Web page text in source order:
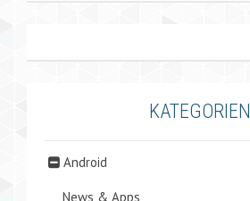
KATEGORIEN
Android
News & Apps